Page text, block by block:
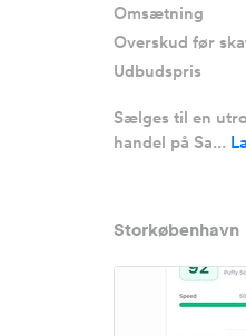
Omsætning
Overskud før
Udbudspris
Sælges til en
handel på Sa...
Storkøbenhavn